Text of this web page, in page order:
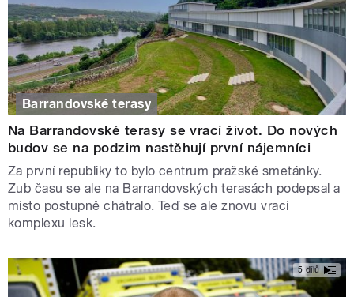
Barrandovské terasy
Na Barrandovské terasy se vrací život. Do nových
budov se na podzim nastěhují první nájemníci
Za první republiky to bylo centrum pražské smetánky.
Zub času se ale na Barrandovských terasách podepsal a
místo postupně chátralo. Teď se ale znovu vrací
komplexu lesk.
5 dílů